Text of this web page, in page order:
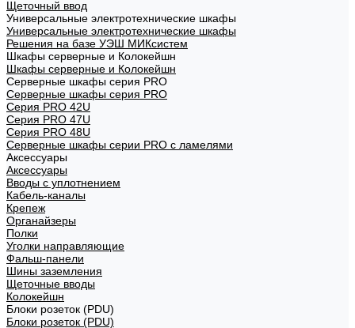
Щеточный ввод
Универсальные электротехнические шкафы
Универсальные электротехнические шкафы
Решения на базе УЭШ МИКсистем
Шкафы серверные и Колокейшн
Шкафы серверные и Колокейшн
Серверные шкафы серия PRO
Серверные шкафы серия PRO
Серия PRO 42U
Серия PRO 47U
Серия PRO 48U
Серверные шкафы серии PRO с ламелями
Аксессуары
Аксессуары
Вводы с уплотнением
Кабель-каналы
Крепеж
Органайзеры
Полки
Уголки направляющие
Фальш-панели
Шины заземления
Щеточные вводы
Колокейшн
Блоки розеток (PDU)
Блоки розеток (PDU)